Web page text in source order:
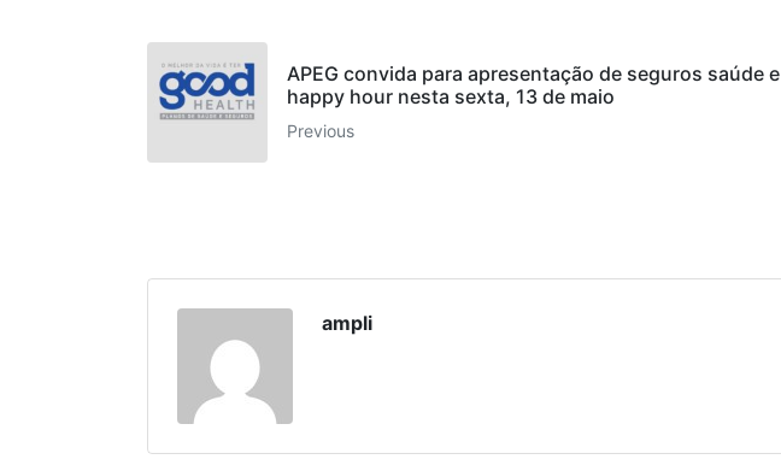
APEG convida para apresentação de seguros saúde e
happy hour nesta sexta, 13 de maio
Previous
ampli